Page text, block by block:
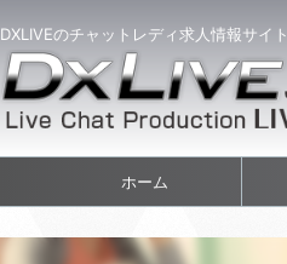
DXLIVEのチャットレディ求人情報サイト
ホーム